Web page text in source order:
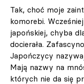
Tak, choć moje
komorebi.
japońskiej, chyba
docierała.
Japończycy
Mają nazwy na
których nie da się